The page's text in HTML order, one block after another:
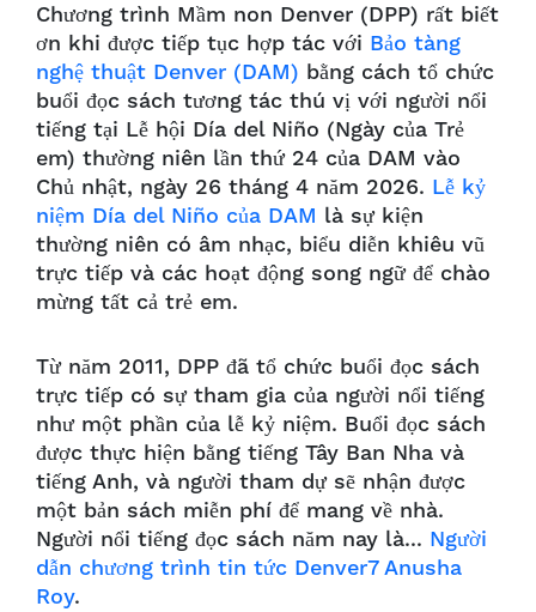
Chương trình Mầm non Denver (DPP) rất biết
ơn khi được tiếp tục hợp tác với Bảo tàng
nghệ thuật Denver (DAM) bằng cách tổ chức
buổi đọc sách tương tác thú vị với người nổi
tiếng tại Lễ hội Día del Niño (Ngày của Trẻ
em) thường niên lần thứ 24 của DAM vào
Chủ nhật, ngày 26 tháng 4 năm 2026. Lễ kỷ
niệm Día del Niño của DAM là sự kiện
thường niên có âm nhạc, biểu diễn khiêu vũ
trực tiếp và các hoạt động song ngữ để chào
mừng tất cả trẻ em.
Từ năm 2011, DPP đã tổ chức buổi đọc sách
trực tiếp có sự tham gia của người nổi tiếng
như một phần của lễ kỷ niệm. Buổi đọc sách
được thực hiện bằng tiếng Tây Ban Nha và
tiếng Anh, và người tham dự sẽ nhận được
một bản sách miễn phí để mang về nhà.
Người nổi tiếng đọc sách năm nay là... Người
dẫn chương trình tin tức Denver7 Anusha
Roy.